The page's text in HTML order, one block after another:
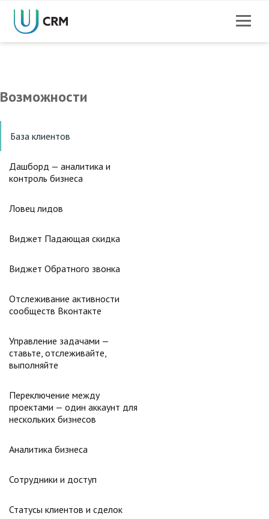
Возможности
База клиентов
Дашборд — аналитика и
контроль бизнеса
Ловец лидов
Виджет Падающая скидка
Виджет Обратного звонка
Отслеживание активности
сообществ Вконтакте
Управление задачами —
ставьте, отслеживайте,
выполняйте
Переключение между
проектами — один аккаунт для
нескольких бизнесов
Аналитика бизнеса
Сотрудники и доступ
Статусы клиентов и сделок